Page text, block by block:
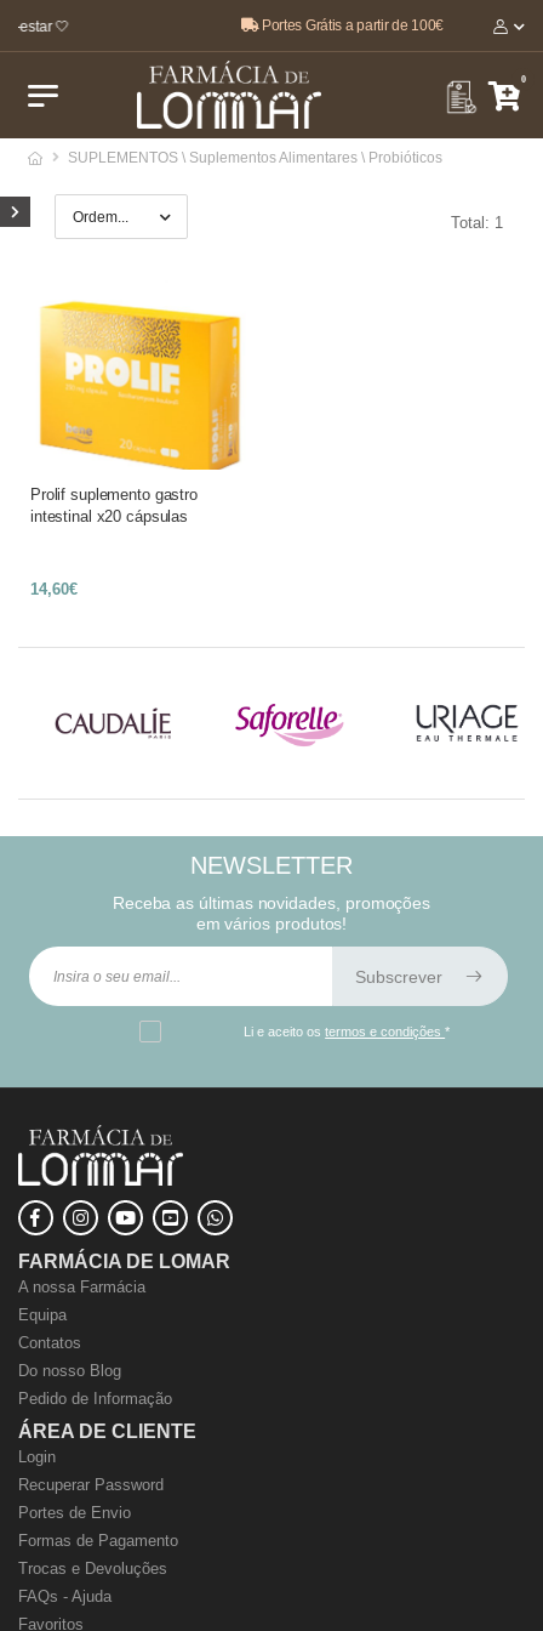
estar 🤍 Portes Grátis a partir de 100€
0
SUPLEMENTOS \ Suplementos Alimentares \ Probióticos
Total: 1
Prolif suplemento gastro
intestinal x20 cápsulas
14,60€
NEWSLETTER
Receba as últimas novidades, promoções
em vários produtos!
Subscrever
Li e aceito ostermos e condições*
FARMÁCIA DE LOMAR
A nossa Farmácia
Equipa
Contatos
Do nosso Blog
Pedido de Informação
ÁREA DE CLIENTE
Login
Recuperar Password
Portes de Envio
Formas de Pagamento
Trocas e Devoluções
FAQs - Ajuda
Favoritos